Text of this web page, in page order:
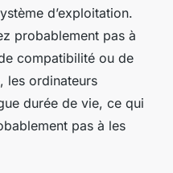
d’exploitation.
probablement pas à
compatibilité ou de
les ordinateurs
durée de vie, ce qui
pas à les